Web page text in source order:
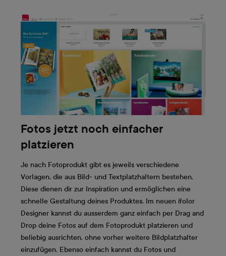
Fotos jetzt noch einfacher
platzieren
Je nach Fotoprodukt gibt es jeweils verschiedene
Vorlagen, die aus Bild- und Textplatzhaltern bestehen.
Diese dienen dir zur Inspiration und ermöglichen eine
schnelle Gestaltung deines Produktes. Im neuen ifolor
Designer kannst du ausserdem ganz einfach per Drag and
Drop deine Fotos auf dem Fotoprodukt platzieren und
beliebig ausrichten, ohne vorher weitere Bildplatzhalter
einzufügen. Ebenso einfach kannst du Fotos und